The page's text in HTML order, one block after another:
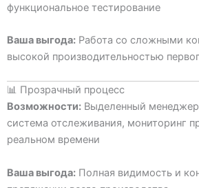
функциональное тестирование
Ваша выгода: Работа со сложными
высокой производительностью
📊 Прозрачный процесс
Возможности: Выделенный
система отслеживания, мониторинг
реальном времени
Ваша выгода: Полная видимость и